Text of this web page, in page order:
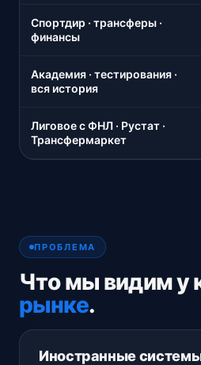
Спортдир · трансферы ·
финансы
Академия · тестирования ·
вся история
Лиговое с ФНЛ · Рустат ·
Трансфермаркет
ПРОБЛЕМА
Что мы видим у
рынке.
Иностранные